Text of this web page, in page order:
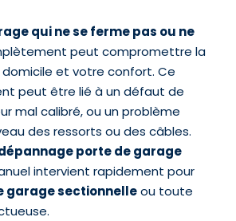
qui ne se ferme pas ou ne
peut compromettre la
et votre confort. Ce
peut être lié à un défaut de
mal calibré, ou un problème
des ressorts ou des câbles.
porte de garage
intervient rapidement pour
garage sectionnelleou toute